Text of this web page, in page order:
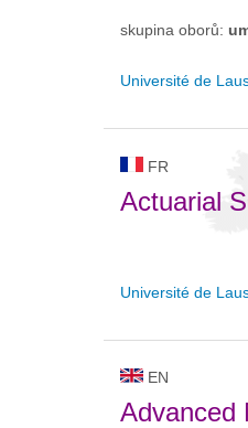
skupina oborů:
Université de
FR
Actuarial
Université de
EN
Advanced